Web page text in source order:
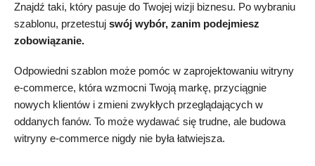
Znajdź taki, który pasuje do Twojej wizji biznesu. Po wybraniu
szablonu, przetestuj swój wybór, zanim podejmiesz
zobowiązanie.
Odpowiedni szablon może pomóc w zaprojektowaniu witryny
e-commerce, która wzmocni Twoją markę, przyciągnie
nowych klientów i zmieni zwykłych przeglądających w
oddanych fanów. To może wydawać się trudne, ale budowa
witryny e-commerce nigdy nie była łatwiejsza.